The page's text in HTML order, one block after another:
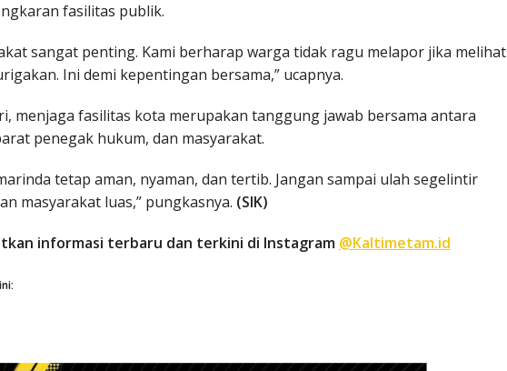
fasilitas publik.
sangat penting. Kami berharap warga tidak ragu melapor jika melihat
Ini demi kepentingan bersama,” ucapnya.
menjaga fasilitas kota merupakan tanggung jawab bersama antara
penegak hukum, dan masyarakat.
tetap aman, nyaman, dan tertib. Jangan sampai ulah segelintir
masyarakat luas,” pungkasnya. (SIK)
informasi terbaru dan terkini di Instagram @Kaltimetam.id